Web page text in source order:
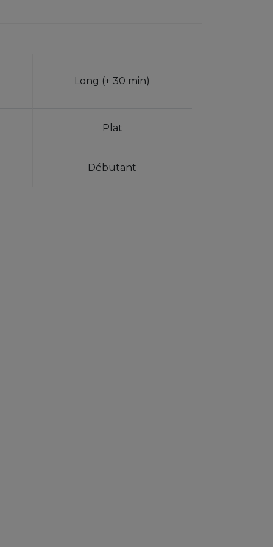
Long (+ 30 min)
Plat
Débutant